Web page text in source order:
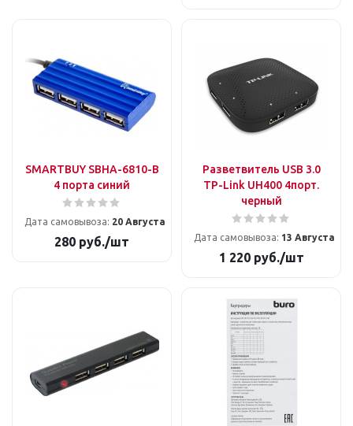
SMARTBUY SBHA-6810-B
4 порта синий
Дата самовывоза: 20 Августа
280 руб./шт
Разветвитель USB 3.0
TP-Link UH400 4порт.
черный
Дата самовывоза: 13 Августа
1 220руб./шт